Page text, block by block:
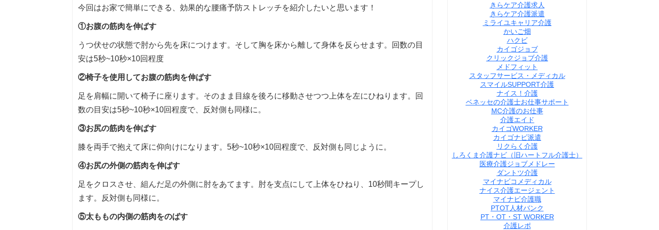
今回はお家で簡単にできる、効果的な腰痛予防ストレッチを紹介したいと思います！
①お腹の筋肉を伸ばす
うつ伏せの状態で肘から先を床につけます。そして胸を床から離して身体を反らせます。回数の目
安は5秒~10秒×10回程度
②椅子を使用してお腹の筋肉を伸ばす
足を肩幅に開いて椅子に座ります。そのまま目線を後ろに移動させつつ上体を左にひねります。回
数の目安は5秒~10秒×10回程度で、反対側も同様に。
③お尻の筋肉を伸ばす
膝を両手で抱えて床に仰向けになります。5秒~10秒×10回程度で、反対側も同じように。
④お尻の外側の筋肉を伸ばす
足をクロスさせ、組んだ足の外側に肘をあてます。肘を支点にして上体をひねり、10秒間キープし
ます。反対側も同様に。
⑤太ももの内側の筋肉をのばす
きらケア介護求人
きらケア介護派遣
ミライユキャリア介護
かいご畑
ハクビ
カイゴジョブ
クリックジョブ介護
メドフィット
スタッフサービス・メディカル
スマイルSUPPORT介護
ナイス！介護
ベネッセの介護士お仕事サポート
MC介護のお仕事
介護エイド
カイゴWORKER
カイゴナビ派遣
リクらく介護
しろくま介護ナビ（旧ハートフル介護士）
医療介護ジョブメドレー
ダントツ介護
マイナビコメディカル
ナイス介護エージェント
マイナビ介護職
PTOT人材バンク
PT・OT・ST WORKER
介護レポ